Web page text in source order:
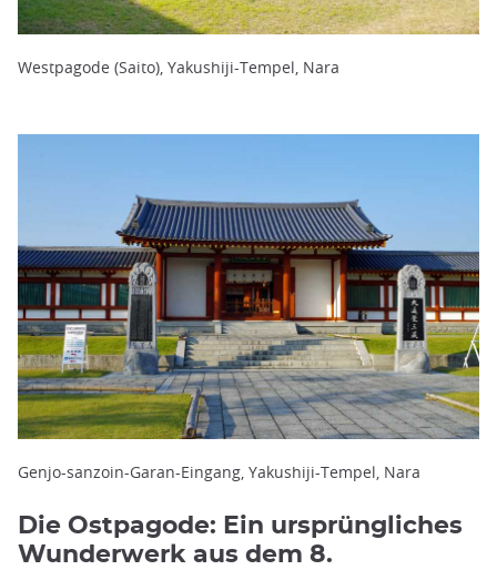
Westpagode (Saito), Yakushiji-Tempel, Nara
Genjo-sanzoin-Garan-Eingang, Yakushiji-Tempel, Nara
Die Ostpagode: Ein ursprüngliches
Wunderwerk aus dem 8.